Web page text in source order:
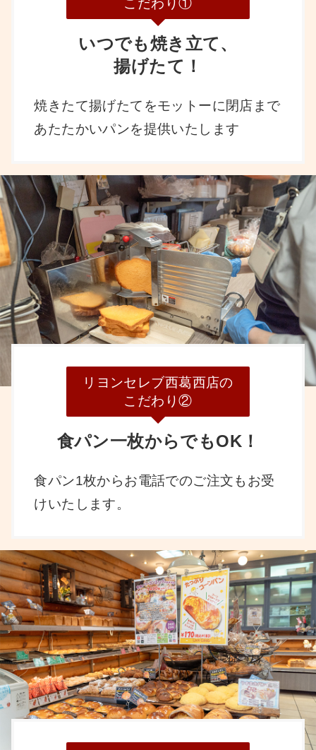
いつでも焼き立て、
揚げたて！
焼きたて揚げたてをモットーに閉店まで
あたたかいパンを提供いたします
リヨンセレブ西葛西店の
こだわり②
食パン一枚からでもOK！
食パン1枚からお電話でのご注文もお受
けいたします。